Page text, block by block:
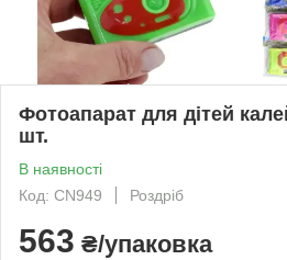
Фотоапарат для дітей
шт.
В наявності
Код: CN949
Роздріб
563 ₴/упаковка